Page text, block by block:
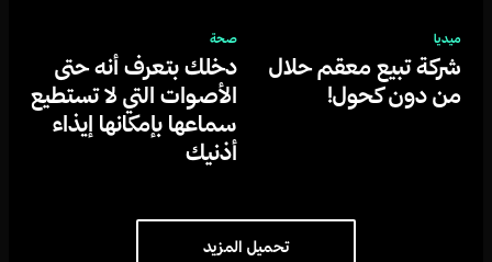
ميديا
شركة تبيع معقم حلال
من دون كحول!
صحة
دخلك بتعرف أنه حتى
الأصوات التي لا تستطيع
سماعها بإمكانها إيذاء
أذنيك
تحميل المزيد